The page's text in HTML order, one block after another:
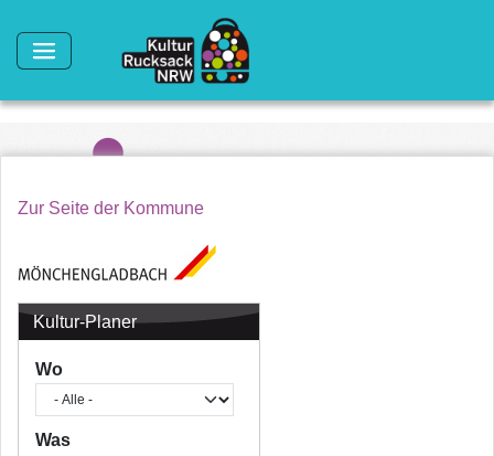
Zur Seite der Kommune
Kultur-Planer
Wo
Was